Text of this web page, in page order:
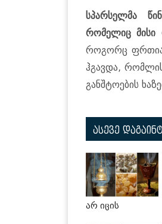
სპარსელმა
რომელიც მისი
როგორც
ჰგავდა,
განშტოების
ასევე
არ იცის